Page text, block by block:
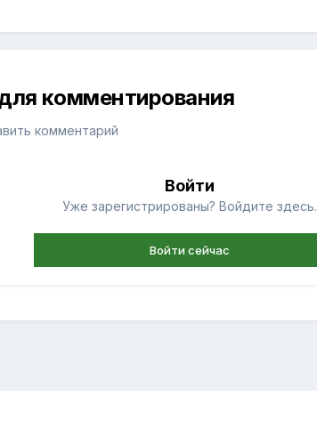
комментирования
комментарий
Войти
Уже зарегистрированы? Войдите здесь.
Войти сейчас